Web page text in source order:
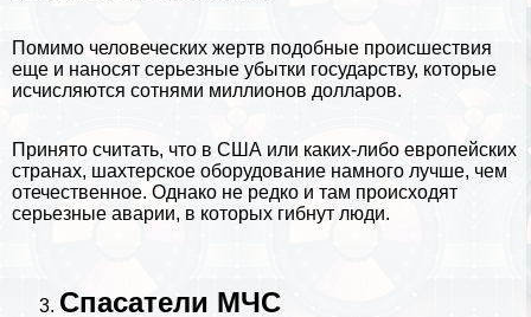
Помимо человеческих жертв подобные происшествия
еще и наносят серьезные убытки государству, которые
исчисляются сотнями миллионов долларов.
Принято считать, что в США или каких-либо европейских
странах, шахтерское оборудование намного лучше, чем
отечественное. Однако не редко и там происходят
серьезные аварии, в которых гибнут люди.
Спасатели МЧС